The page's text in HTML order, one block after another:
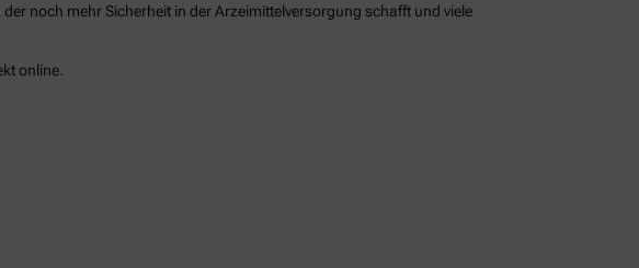
noch mehr Sicherheit in der Arzeimittelversorgung schafft und viele
online.